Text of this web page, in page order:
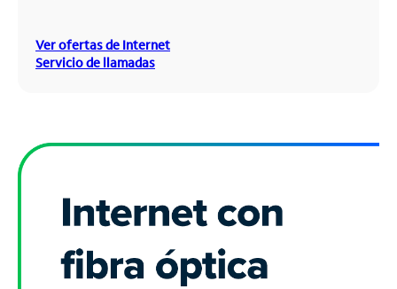
Ver ofertas de Internet
Servicio de llamadas